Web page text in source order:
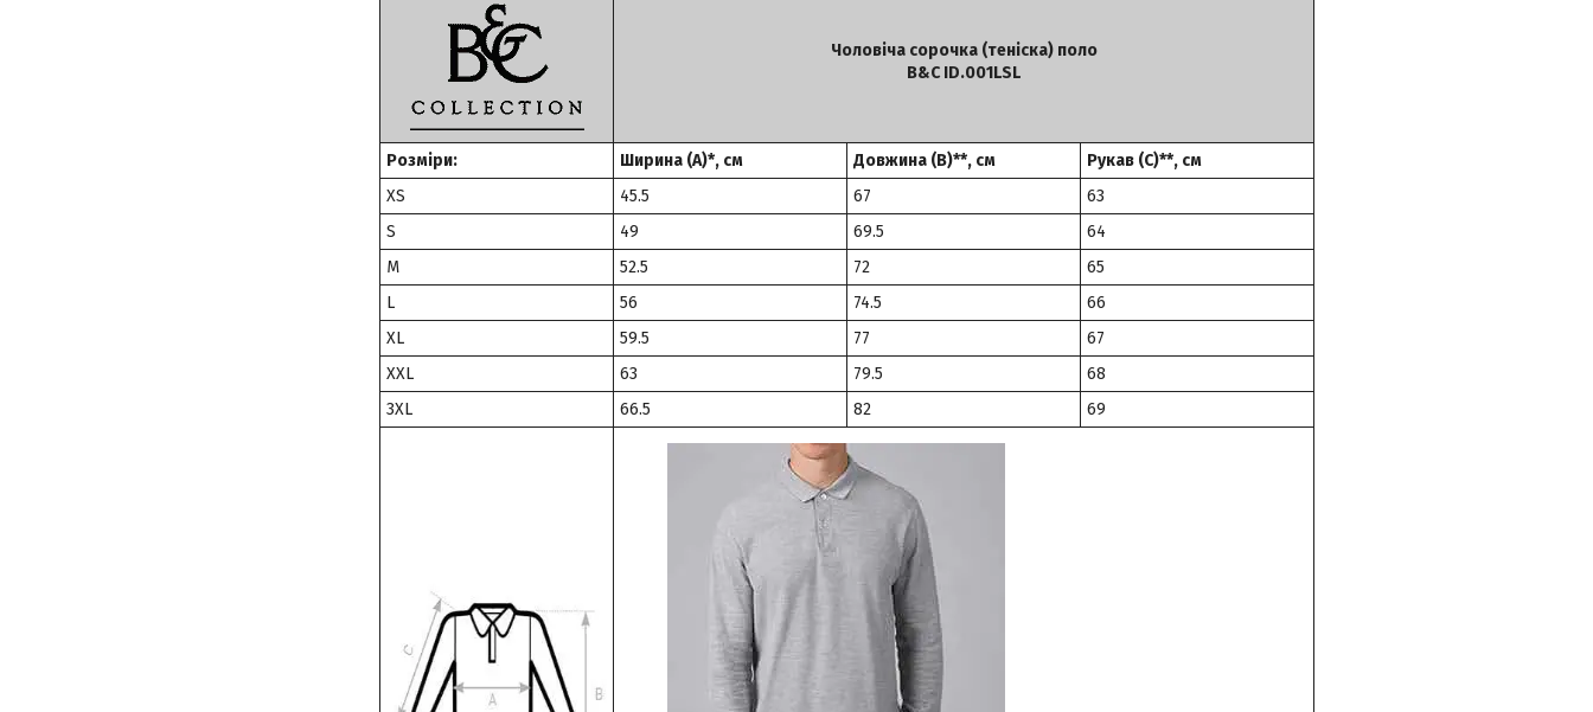
Чоловіча сорочка (теніска) поло
B&C ID.001LSL
Розміри: Ширина (A)*, см Довжина (B)**, см
Рукав (C)**, см
XS
45.5 67
63
S
49 69.5
64
M
52.5 72
65
L
56 74.5
66
XL
59.5 77
67
XXL
63 79.5
68
3XL
66.5 82 69